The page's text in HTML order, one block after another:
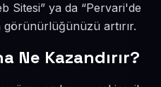
Sitesi” ya da “Pervari'de
görünürlüğünüzü artırır.
Ne Kazandırır?